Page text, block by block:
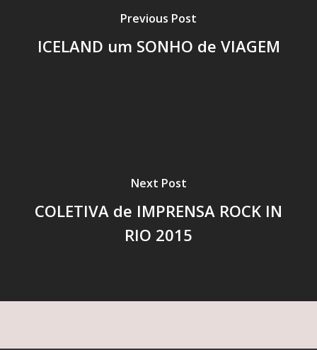
Previous Post
ICELAND um SONHO de VIAGEM
Next Post
COLETIVA de IMPRENSA ROCK IN
RIO 2015